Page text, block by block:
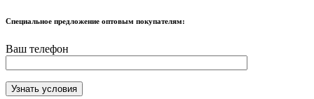
Специальное предложение оптовым покупателям:
Ваш телефон